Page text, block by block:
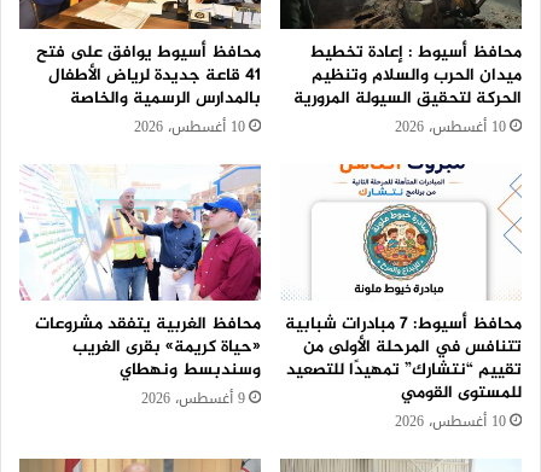
محافظ أسيوط : إعادة تخطيط
ميدان الحرب والسلام وتنظيم
الحركة لتحقيق السيولة المرورية
10 أغسطس، 2026
محافظ أسيوط يوافق على فتح
41 قاعة جديدة لرياض الأطفال
بالمدارس الرسمية والخاصة
10 أغسطس، 2026
محافظ أسيوط: 7 مبادرات شبابية
تتنافس في المرحلة الأولى من
تقييم “نتشارك” تمهيدًا للتصعيد
للمستوى القومي
10 أغسطس، 2026
محافظ الغربية يتفقد مشروعات
«حياة كريمة» بقرى الغريب
وسندبسط ونهطاي
9 أغسطس، 2026